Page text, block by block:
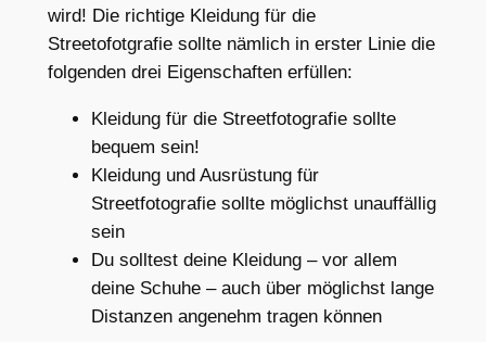
wird! Die richtige Kleidung für die
Streetofotgrafie sollte nämlich in erster Linie die
folgenden drei Eigenschaften erfüllen:
Kleidung für die Streetfotografie sollte
bequem sein!
Kleidung und Ausrüstung für
Streetfotografie sollte möglichst unauffällig
sein
Du solltest deine Kleidung – vor allem
deine Schuhe – auch über möglichst lange
Distanzen angenehm tragen können